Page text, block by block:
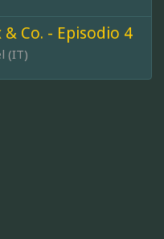
& Co. - Episodio 4
(IT)